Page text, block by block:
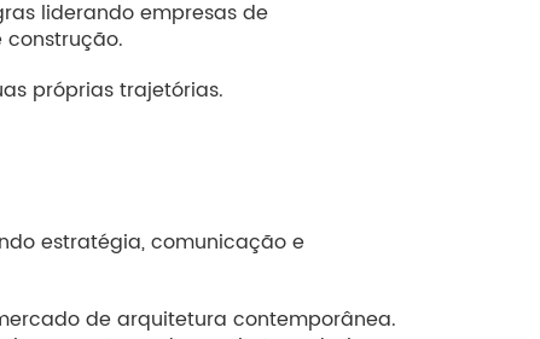
liderando empresas de
próprias trajetórias.
estratégia, comunicação e
de arquitetura contemporânea.